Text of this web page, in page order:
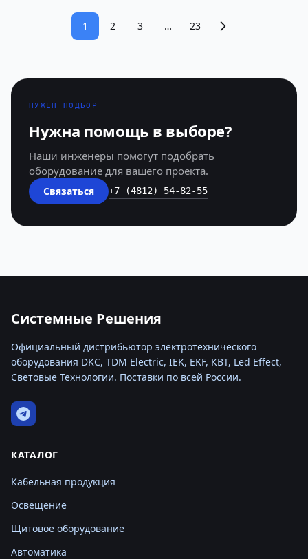
1 2 3 … 23
НУЖЕН ПОДБОР
Нужна помощь в выборе?
Наши инженеры помогут подобрать
оборудование для вашего проекта.
Связаться +7 (4812) 54-82-55
Системные Решения
Официальный дистрибьютор электротехнического
оборудования DKC, TDM Electric, IEK, EKF, КВТ, Led Effect,
Световые Технологии. Поставки по всей России.
КАТАЛОГ
Кабельная продукция
Освещение
Щитовое оборудование
Автоматика